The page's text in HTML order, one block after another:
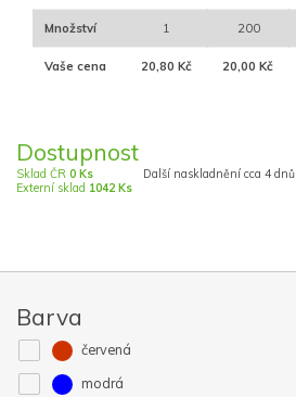
Množství 1 200
Vaše cena 20,80 Kč 20,00 Kč
Dostupnost
Sklad ČR 0 Ks
Externí sklad 1042 Ks
Další naskladnění cca 4 dnů
Barva
červená
modrá